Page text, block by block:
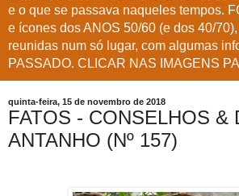
e o que se passava naqueles tempos.
e ícones dos ANOS 50/60 (e dos 40/
reunidas num só lugar, com algumas
PASSADO. CLICAR NAS IMAGENS
quinta-feira, 15 de novembro de 2018
FATOS - CONSELHOS &
ANTANHO (Nº 157)